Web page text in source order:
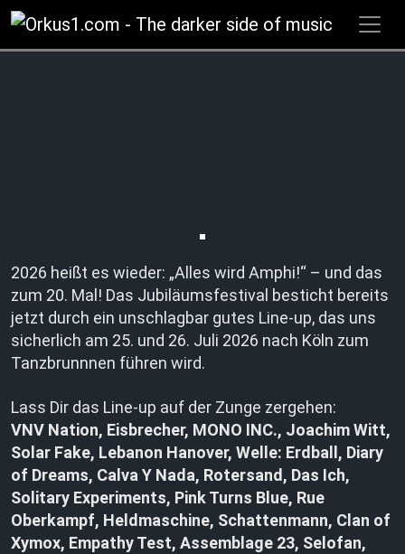
Zum
Inhalt
springen
2026 heißt es wieder: „Alles wird Amphi!“ – und das
zum 20. Mal! Das Jubiläumsfestival besticht bereits
jetzt durch ein unschlagbar gutes Line-up, das uns
sicherlich am 25. und 26. Juli 2026 nach Köln zum
Tanzbrunnnen führen wird.
Lass Dir das Line-up auf der Zunge zergehen:
VNV Nation, Eisbrecher, MONO INC., Joachim Witt,
Solar Fake, Lebanon Hanover, Welle: Erdball, Diary
of Dreams, Calva Y Nada, Rotersand, Das Ich,
Solitary Experiments, Pink Turns Blue, Rue
Oberkampf, Heldmaschine, Schattenmann, Clan of
Xymox, Empathy Test, Assemblage 23, Selofan,